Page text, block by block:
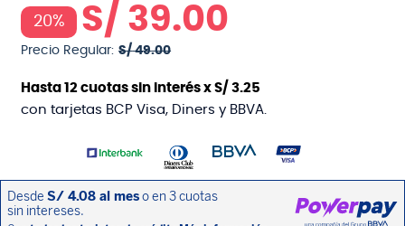
20% S/ 39.00
Precio Regular: S/ 49.00
Hasta12 cuotas sin interés xS/ 3.25
con tarjetas BCP Visa, Diners y BBVA.